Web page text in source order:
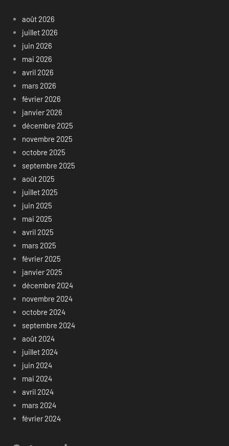
août 2026
juillet 2026
juin 2026
mai 2026
avril 2026
mars 2026
février 2026
janvier 2026
décembre 2025
novembre 2025
octobre 2025
septembre 2025
août 2025
juillet 2025
juin 2025
mai 2025
avril 2025
mars 2025
février 2025
janvier 2025
décembre 2024
novembre 2024
octobre 2024
septembre 2024
août 2024
juillet 2024
juin 2024
mai 2024
avril 2024
mars 2024
février 2024